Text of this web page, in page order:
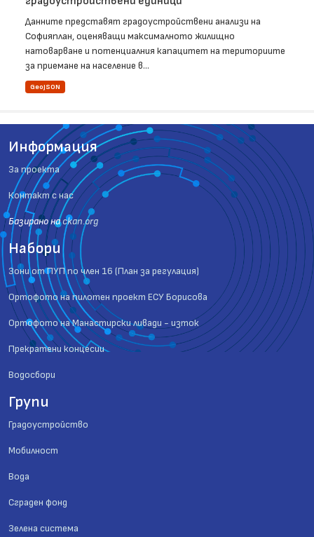
Данните представят градоустройствени анализи на
Софияплан, оценяващи максималното жилищно
натоварване и потенциалния капацитет на териториите
за приемане на население в...
GeoJSON
Информация
За проекта
Контакт с нас
Базиранo наckan.org
Набори
Зони от ПУП по член 16 (План за регулация)
Ортофото на пилотен проект ЕСУ Борисова
Ортофото на Манастирски ливади - изток
Прекратени концесии
Водосбори
Групи
Градоустройство
Мобилност
Вода
Сграден фонд
Зелена система